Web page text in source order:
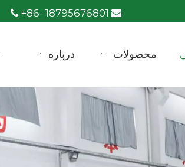

+86- 18795676801
محصولات درباره